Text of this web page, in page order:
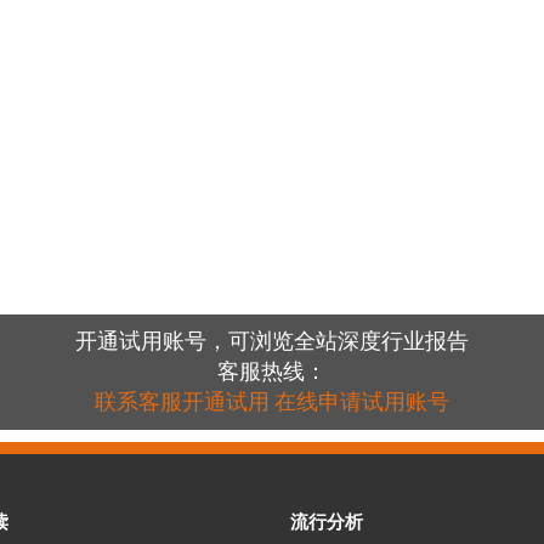
开通试用账号，可浏览全站深度行业报告
客服热线：
联系客服开通试用 在线申请试用账号
流行分析